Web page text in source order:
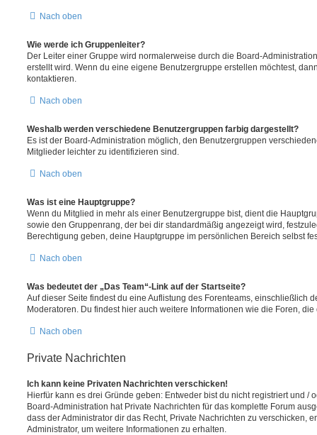
Nach oben
Wie werde ich Gruppenleiter?
Der Leiter einer Gruppe wird normalerweise durch die Board-
erstellt wird. Wenn du eine eigene Benutzergruppe erstellen möchtest,
kontaktieren.
Nach oben
Weshalb werden verschiedene Benutzergruppen farbig dargestellt?
Es ist der Board-Administration möglich, den Benutzergruppen
Mitglieder leichter zu identifizieren sind.
Nach oben
Was ist eine Hauptgruppe?
Wenn du Mitglied in mehr als einer Benutzergruppe bist, dient die
sowie den Gruppenrang, der bei dir standardmäßig angezeigt wird,
Berechtigung geben, deine Hauptgruppe im persönlichen Bereich selbst
Nach oben
Was bedeutet der „Das Team“-Link auf der Startseite?
Auf dieser Seite findest du eine Auflistung des Forenteams, einschließlich
Moderatoren. Du findest hier auch weitere Informationen wie die Foren,
Nach oben
Private Nachrichten
Ich kann keine Privaten Nachrichten verschicken!
Hierfür kann es drei Gründe geben: Entweder bist du nicht registriert und /
Board-Administration hat Private Nachrichten für das komplette Forum
dass der Administrator dir das Recht, Private Nachrichten zu verschicken,
Administrator, um weitere Informationen zu erhalten.